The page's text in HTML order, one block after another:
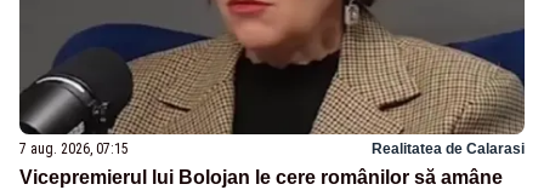
7 aug. 2026, 07:15 Realitatea de Calarasi
Vicepremierul lui Bolojan le cere românilor să amâne